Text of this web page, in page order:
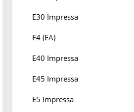
E30 Impressa
E4 (EA)
E40 Impressa
E45 Impressa
E5 Impressa